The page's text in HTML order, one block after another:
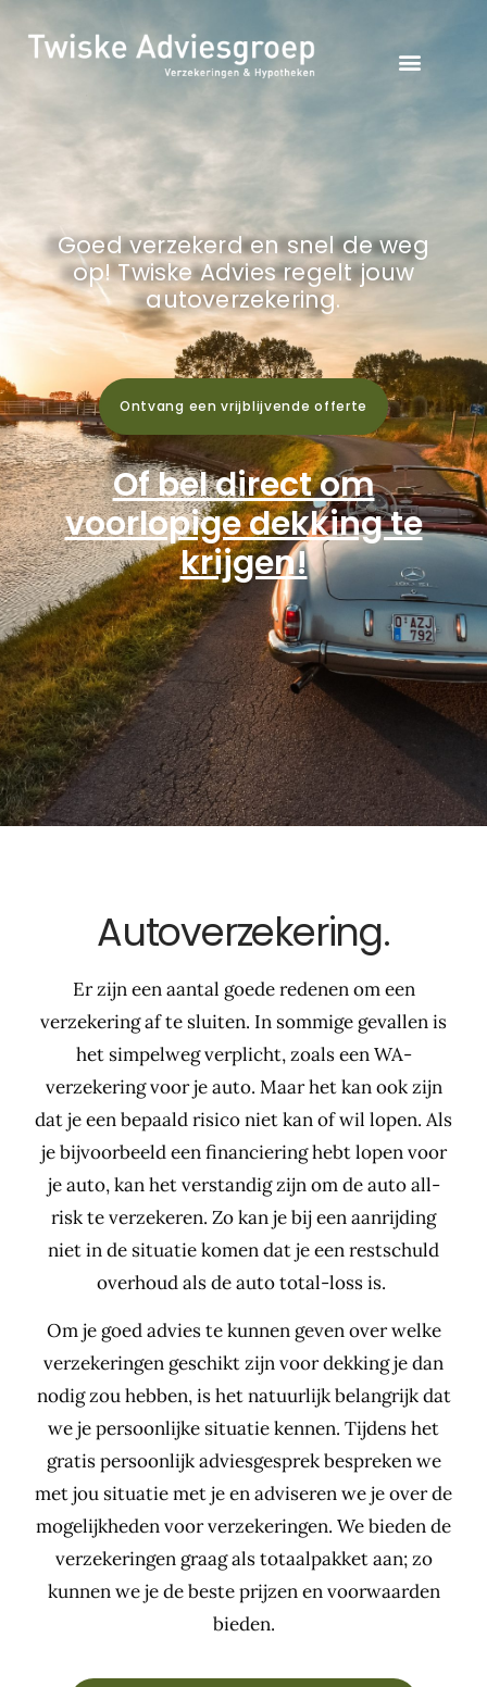
Goed verzekerd en snel de weg
op! Twiske Advies regelt jouw
autoverzekering.
Ontvang een vrijblijvende offerte
Of bel direct om
voorlopige dekking te
krijgen!
Autoverzekering.
Er zijn een aantal goede redenen om een
verzekering af te sluiten. In sommige gevallen is
het simpelweg verplicht, zoals een WA-
verzekering voor je auto. Maar het kan ook zijn
dat je een bepaald risico niet kan of wil lopen. Als
je bijvoorbeeld een financiering hebt lopen voor
je auto, kan het verstandig zijn om de auto all-
risk te verzekeren. Zo kan je bij een aanrijding
niet in de situatie komen dat je een restschuld
overhoud als de auto total-loss is.
Om je goed advies te kunnen geven over welke
verzekeringen geschikt zijn voor dekking je dan
nodig zou hebben, is het natuurlijk belangrijk dat
we je persoonlijke situatie kennen. Tijdens het
gratis persoonlijk adviesgesprek bespreken we
met jou situatie met je en adviseren we je over de
mogelijkheden voor verzekeringen. We bieden de
verzekeringen graag als totaalpakket aan; zo
kunnen we je de beste prijzen en voorwaarden
bieden.